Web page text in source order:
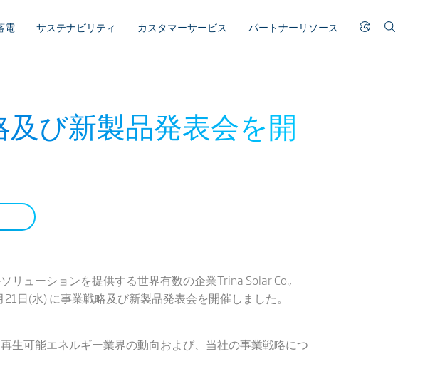
電 サステナビリティ カスタマーサービス パートナーリソース
び新製品発表会を開
リューションを提供する世界有数の企業Trina Solar Co.,
日(水) に事業戦略及び新製品発表会を開催しました。
可能エネルギー業界の動向および、当社の事業戦略につ